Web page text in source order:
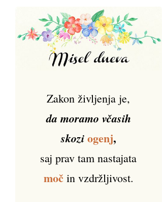
Zakon življenja je,
da moramo včasih
skozi ogenj,
saj prav tam nastajata
močin vzdržljivost.